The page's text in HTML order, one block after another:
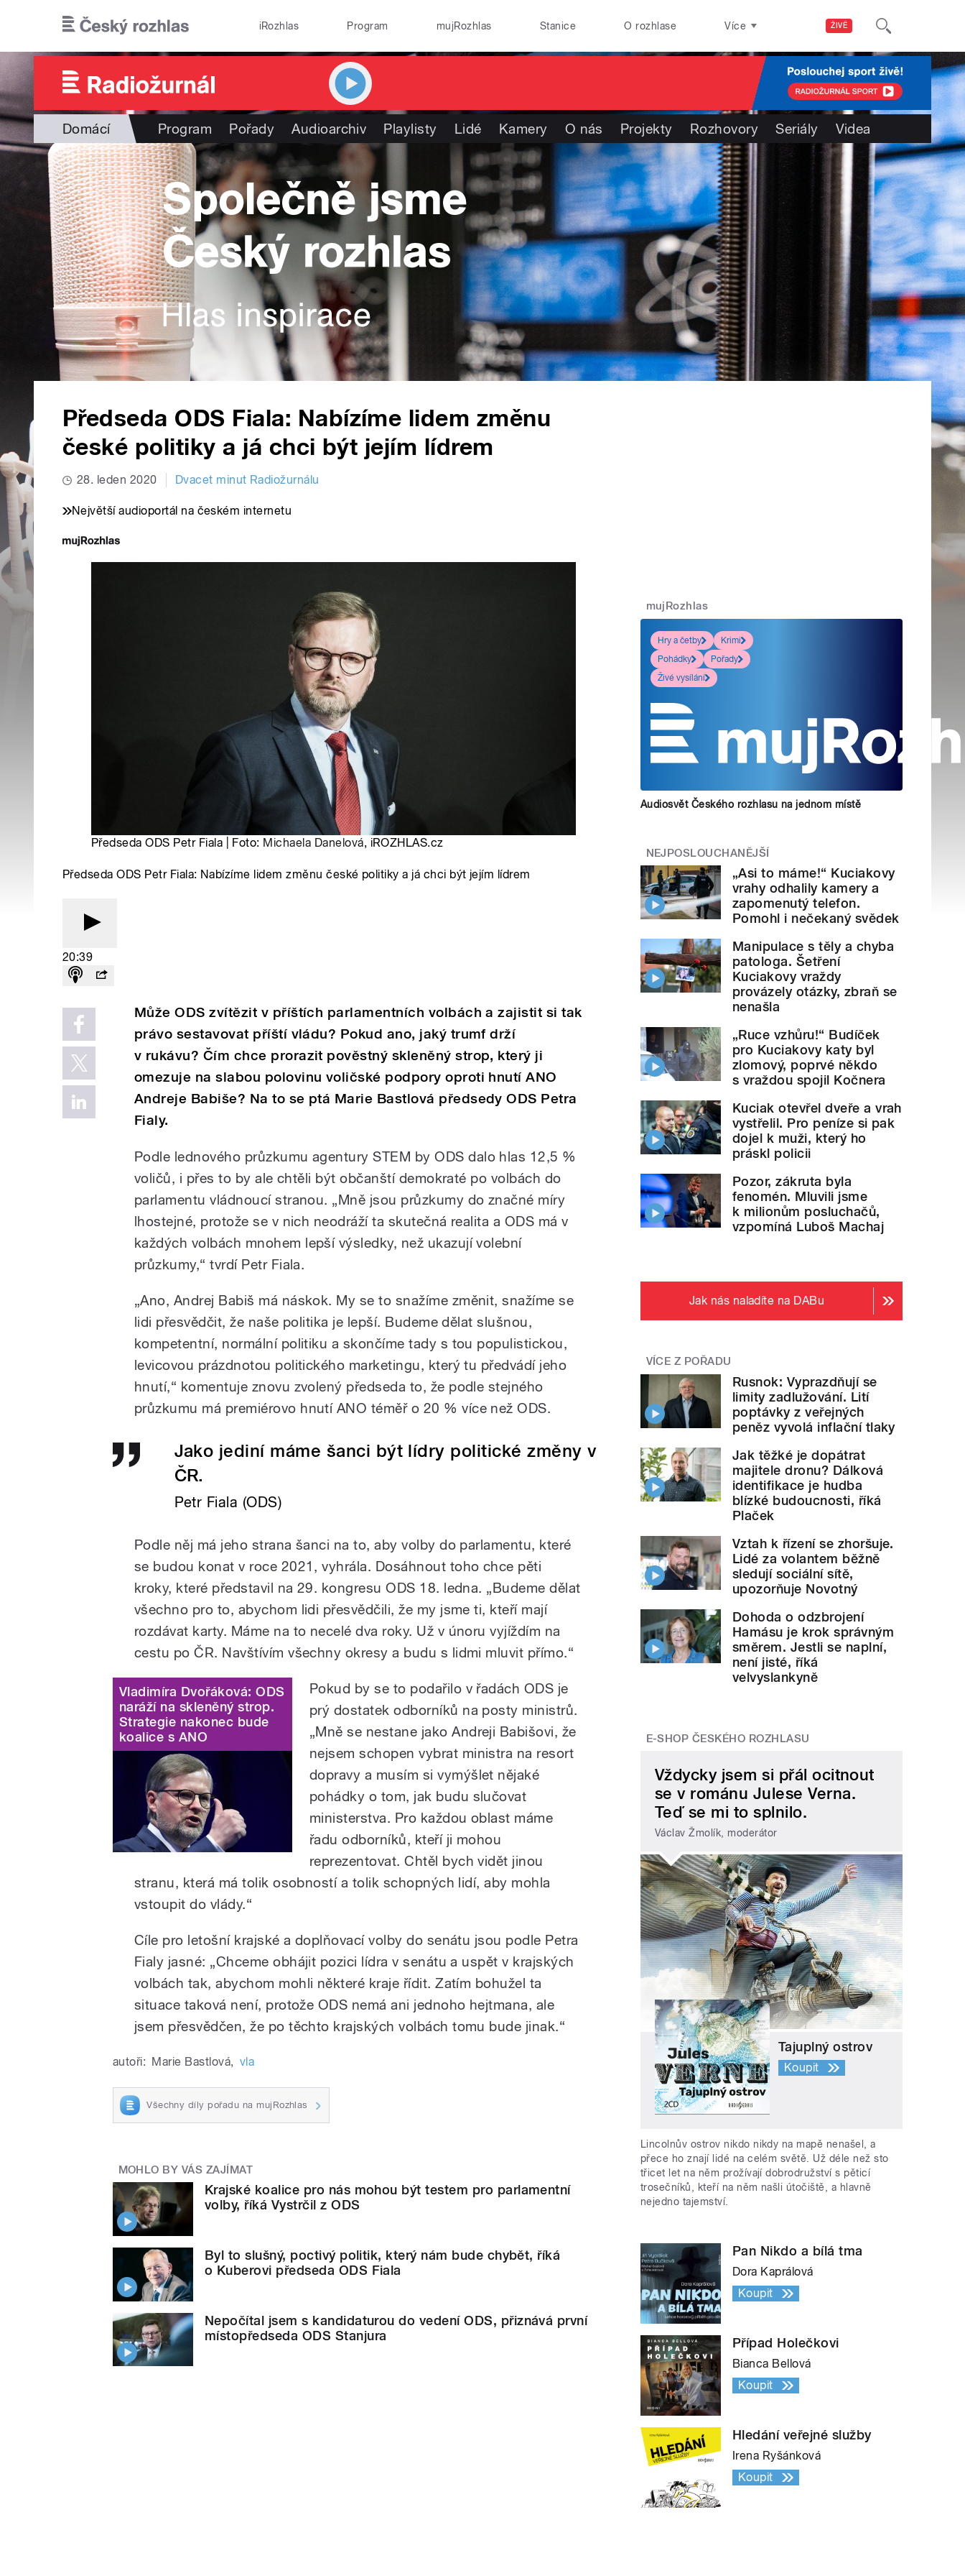
ŽIVĚ
iRozhlas Program mujRozhlas Stanice O rozhlase Více
Domácí Program Pořady Audioarchiv Playlisty Lidé Kamery O nás Projekty Rozhovory Seriály Videa
Předseda ODS Fiala: Nabízíme lidem změnu
české politiky a já chci být jejím lídrem
28. leden 2020 Dvacet minut Radiožurnálu
Největší audioportál na českém internetu
Předseda ODS Petr Fiala | Foto: Michaela Danelová, iROZHLAS.cz
Předseda ODS Petr Fiala: Nabízíme lidem změnu české politiky a já chci být jejím lídrem
20:39
Může ODS zvítězit v příštích parlamentních volbách a zajistit si tak
právo sestavovat příští vládu? Pokud ano, jaký trumf drží
v rukávu? Čím chce prorazit pověstný skleněný strop, který ji
omezuje na slabou polovinu voličské podpory oproti hnutí ANO
Andreje Babiše? Na to se ptá Marie Bastlová předsedy ODS Petra
Fialy.
Podle lednového průzkumu agentury STEM by ODS dalo hlas 12,5 %
voličů, i přes to by ale chtěli být občanští demokraté po volbách do
parlamentu vládnoucí stranou. „Mně jsou průzkumy do značné míry
lhostejné, protože se v nich neodráží ta skutečná realita a ODS má v
každých volbách mnohem lepší výsledky, než ukazují volební
průzkumy,“ tvrdí Petr Fiala.
„Ano, Andrej Babiš má náskok. My se to snažíme změnit, snažíme se
lidi přesvědčit, že naše politika je lepší. Budeme dělat slušnou,
kompetentní, normální politiku a skončíme tady s tou populistickou,
levicovou prázdnotou politického marketingu, který tu předvádí jeho
hnutí,“ komentuje znovu zvolený předseda to, že podle stejného
průzkumu má premiérovo hnutí ANO téměř o 20 % více než ODS.
Jako jediní máme šanci být lídry politické změny v
ČR.
Petr Fiala (ODS)
Podle něj má jeho strana šanci na to, aby volby do parlamentu, které
se budou konat v roce 2021, vyhrála. Dosáhnout toho chce pěti
kroky, které představil na 29. kongresu ODS 18. ledna. „Budeme dělat
všechno pro to, abychom lidi přesvědčili, že my jsme ti, kteří mají
rozdávat karty. Máme na to necelé dva roky. Už v únoru vyjíždím na
cestu po ČR. Navštívím všechny okresy a budu s lidmi mluvit přímo.“
Vladimíra Dvořáková: ODS
naráží na skleněný strop.
Strategie nakonec bude
koalice s ANO
Pokud by se to podařilo v řadách ODS je
prý dostatek odborníků na posty ministrů.
„Mně se nestane jako Andreji Babišovi, že
nejsem schopen vybrat ministra na resort
dopravy a musím si vymýšlet nějaké
pohádky o tom, jak budu slučovat
ministerstva. Pro každou oblast máme
řadu odborníků, kteří ji mohou
reprezentovat. Chtěl bych vidět jinou
stranu, která má tolik osobností a tolik schopných lidí, aby mohla
vstoupit do vlády.“
Cíle pro letošní krajské a doplňovací volby do senátu jsou podle Petra
Fialy jasné: „Chceme obhájit pozici lídra v senátu a uspět v krajských
volbách tak, abychom mohli některé kraje řídit. Zatím bohužel ta
situace taková není, protože ODS nemá ani jednoho hejtmana, ale
jsem přesvědčen, že po těchto krajských volbách tomu bude jinak.“
autoři: Marie Bastlová, vla
Všechny díly pořadu na mujRozhlas
MOHLO BY VÁS ZAJÍMAT
Krajské koalice pro nás mohou být testem pro parlamentní
volby, říká Vystrčil z ODS
Byl to slušný, poctivý politik, který nám bude chybět, říká
o Kuberovi předseda ODS Fiala
Nepočítal jsem s kandidaturou do vedení ODS, přiznává první
místopředseda ODS Stanjura
mujRozhlas
Hry a četby
Krimi
Pohádky
Pořady
Živé vysílání
Audiosvět Českého rozhlasu na jednom místě
NEJPOSLOUCHANĚJŠÍ
„Asi to máme!“ Kuciakovy
vrahy odhalily kamery a
zapomenutý telefon.
Pomohl i nečekaný svědek
Manipulace s těly a chyba
patologa. Šetření
Kuciakovy vraždy
provázely otázky, zbraň se
nenašla
„Ruce vzhůru!“ Budíček
pro Kuciakovy katy byl
zlomový, poprvé někdo
s vraždou spojil Kočnera
Kuciak otevřel dveře a vrah
vystřelil. Pro peníze si pak
dojel k muži, který ho
práskl policii
Pozor, zákruta byla
fenomén. Mluvili jsme
k milionům posluchačů,
vzpomíná Luboš Machaj
Jak nás naladíte na DABu
VÍCE Z POŘADU
Rusnok: Vyprazdňují se
limity zadlužování. Lití
poptávky z veřejných
peněz vyvolá inflační tlaky
Jak těžké je dopátrat
majitele dronu? Dálková
identifikace je hudba
blízké budoucnosti, říká
Plaček
Vztah k řízení se zhoršuje.
Lidé za volantem běžně
sledují sociální sítě,
upozorňuje Novotný
Dohoda o odzbrojení
Hamásu je krok správným
směrem. Jestli se naplní,
není jisté, říká
velvyslankyně
E-SHOP ČESKÉHO ROZHLASU
Vždycky jsem si přál ocitnout
se v románu Julese Verna.
Teď se mi to splnilo.
Václav Žmolík, moderátor
Tajuplný ostrov
Koupit
Lincolnův ostrov nikdo nikdy na mapě nenašel, a
přece ho znají lidé na celém světě. Už déle než sto
třicet let na něm prožívají dobrodružství s pěticí
trosečníků, kteří na něm našli útočiště, a hlavně
nejedno tajemství.
Pan Nikdo a bílá tma
Dora Kaprálová
Koupit
Případ Holečkovi
Bianca Bellová
Koupit
Hledání veřejné služby
Irena Ryšánková
Koupit